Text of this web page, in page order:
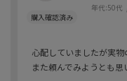
年代:50代
心配していましたが実物
また頼んでみようとも思